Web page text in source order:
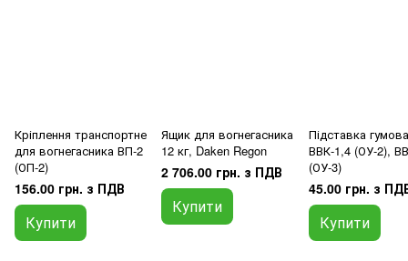
Кріплення транспортне
для вогнегасника ВП-2
(ОП-2)
156.00 грн. з ПДВ
Купити
Ящик для вогнегасника
12 кг, Daken Regon
2 706.00 грн. з ПДВ
Купити
Підставка
ВВК-1,4 (ОУ-2),
(ОУ-3)
45.00 грн. з
Купити